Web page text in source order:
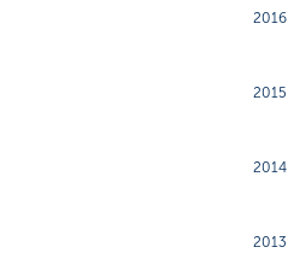
2016
2015
2014
2013